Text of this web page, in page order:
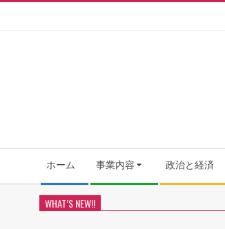
Navigation
Menu
ホーム 事業内容 政治と経済
WHAT’S NEW!!